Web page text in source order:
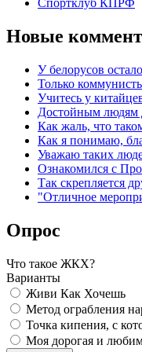
Спортклуб КПРФ
Новые
У белорусов
Только
Учитесь у
Достойным людям
Как жаль, что
Как я понимаю,
Уважаю таких
Ознакомился с
Так скрепляется
"Отличное
Опрос
Что такое ЖКХ?
Варианты
Живи Как Хочешь
Метод ограбления
Точка кипения, с
Моя дорогая и